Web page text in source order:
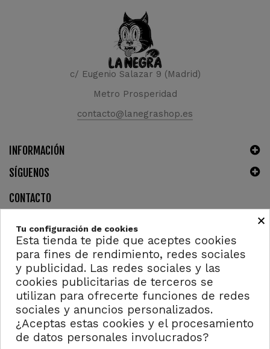
c/ Eugenio Salazar 9 (Madrid)
Metro Prosperidad
contacto@lanegrashop.es
INFORMACIÓN
SÍGUENOS
CONTACTO
Copyright ©2023 - Derechos reservados. Design by
4AddicTic
×
Tu configuración de cookies
Esta tienda te pide que aceptes cookies
para fines de rendimiento, redes sociales
y publicidad. Las redes sociales y las
cookies publicitarias de terceros se
utilizan para ofrecerte funciones de redes
sociales y anuncios personalizados.
¿Aceptas estas cookies y el procesamiento
de datos personales involucrados?